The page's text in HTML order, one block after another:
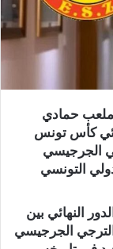
الأحد 31 ماي 2026 إلى ملعب حمادي
كأس تونس
الرياضي الجرجيسي
التونسي
النهائي بين
آلذي فاز به الترجي الجرجيسي